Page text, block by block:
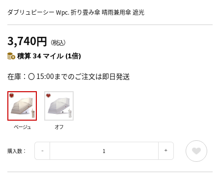
ダブリュピーシー Wpc. 折り畳み傘 晴雨兼用傘 遮光
3,740円 （税込）
積算 34 マイル (1倍)
在庫 〇 15:00までのご注文は即日発送
ベージュ オフ
購入数：